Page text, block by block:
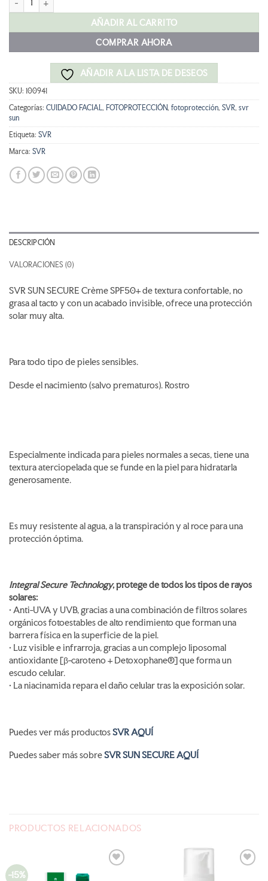
20,90 €.18,81 €.
AÑADIR AL CARRITO
COMPRAR AHORA
AÑADIR A LA LISTA DE DESEOS
SKU: 100941
Categorías: CUIDADO FACIAL, FOTOPROTECCIÓN, fotoprotección, SVR, svr
sun
Etiqueta: SVR
Marca: SVR
DESCRIPCIÓN
VALORACIONES (0)
SVR SUN SECURE Crème SPF50+ de textura confortable, no
grasa al tacto y con un acabado invisible, ofrece una protección
solar muy alta.
Para todo tipo de pieles sensibles.
Desde el nacimiento (salvo prematuros). Rostro
Especialmente indicada para pieles normales a secas, tiene una
textura aterciopelada que se funde en la piel para hidratarla
generosamente.
Es muy resistente al agua, a la transpiración y al roce para una
protección óptima.
Integral Secure Technology, protege de todos los tipos de rayos
solares:
• Anti-UVA y UVB, gracias a una combinación de filtros solares
orgánicos fotoestables de alto rendimiento que forman una
barrera física en la superficie de la piel.
• Luz visible e infrarroja, gracias a un complejo liposomal
antioxidante [β-caroteno + Detoxophane®] que forma un
escudo celular.
• La niacinamida repara el daño celular tras la exposición solar.
Puedes ver más productosSVR AQUÍ
Puedes saber más sobreSVR SUN SECURE AQUÍ
PRODUCTOS RELACIONADOS
-15%